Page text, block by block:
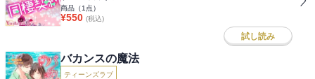
商品（1 点）
¥550 (税込)
試し読み
バカンスの魔法
ティーンズラブ